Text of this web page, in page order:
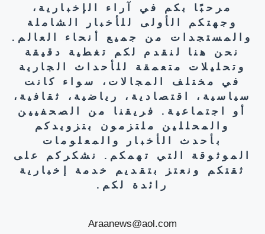
مرحبًا بكم في آراء الإخبارية،
وجهتكم الأولى للأخبار الشاملة
والمستجدات من جميع أنحاء العالم.
نحن هنا لنقدم لكم تغطية دقيقة
وتحليلات متعمقة للأحداث الجارية
في مختلف المجالات، سواء كانت
سياسية، اقتصادية، رياضية، ثقافية،
أو اجتماعية. فريقنا من الصحفيين
والمحللين ملتزمون بتزويدكم
بأحدث الأخبار والمعلومات
الموثوقة التي تهمكم. نشكركم على
ثقتكم ونعتز بتقديم خدمة إخبارية
رائدة لكم.
Araanews@aol.com